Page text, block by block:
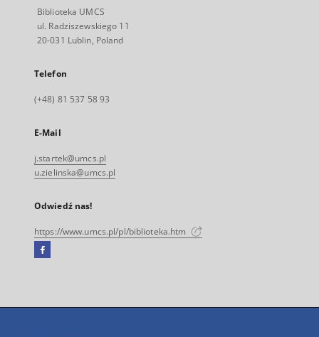
Biblioteka UMCS
ul. Radziszewskiego 11
20-031 Lublin, Poland
Telefon
(+48) 81 537 58 93
E-Mail
j.startek@umcs.pl
u.zielinska@umcs.pl
Odwiedź nas!
https://www.umcs.pl/pl/biblioteka.htm
Facebook
się